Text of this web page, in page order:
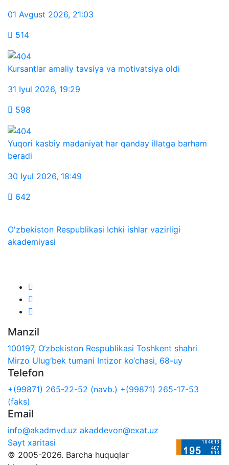
01 Avgust 2026, 21:03
514
Kursantlar amaliy tavsiya va motivatsiya oldi
31 Iyul 2026, 19:29
598
Yuqori kasbiy madaniyat har qanday illatga barham
beradi
30 Iyul 2026, 18:49
642
O'zbekiston Respublikasi Ichki ishlar vazirligi
akademiyasi
Manzil
100197, O‘zbekiston Respublikasi Toshkent shahri
Mirzo Ulug‘bek tumani Intizor ko‘chasi, 68-uy
Telefon
+(99871) 265-22-52 (navb.) +(99871) 265-17-53
(faks)
Email
info@akadmvd.uz akaddevon@exat.uz
Sayt xaritasi
© 2005-2026. Barcha huquqlar